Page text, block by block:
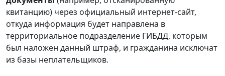
квитанцию) через официальный интернет-сайт,
откуда информация будет направлена в
территориальное подразделение ГИБДД, которым
был наложен данный штраф, и гражданина исключат
из базы неплательщиков.